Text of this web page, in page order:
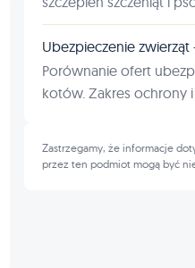
Ubezpieczenie
Porównanie ofert
kotów. Zakres ochrony
Zastrzegamy, że informacje
przez ten podmiot mogą być